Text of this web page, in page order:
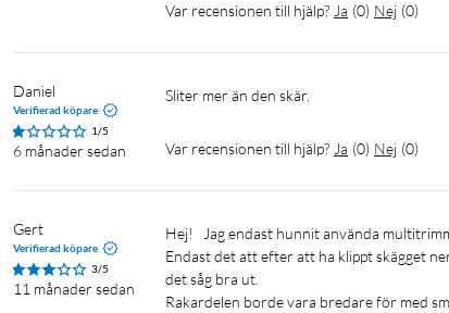
USB-laddare (100–240 V AC)
Förvaringsväska
Bruksanvisning
Var recensionen till hjälp? Ja (0) Nej (0)
Daniel
Verifierad köpare
1/5
6 månader sedan
Sliter mer än den skär.
Var recensionen till hjälp? Ja (0) Nej (0)
Gert
Verifierad köpare
3/5
11 månader sedan
Hej!   Jag endast hunnit använda multitrimmern en gång, men då fungerade den bra.
Endast det att efter att ha klippt skägget
det såg bra ut.
Rakardelen borde vara bredare för med